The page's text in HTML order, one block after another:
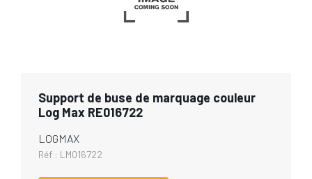
Support de buse de marquage couleur
Log Max RE016722
LOGMAX
Réf : LM016722